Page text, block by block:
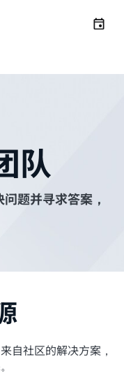
队
题并寻求答案，
自社区的解决方案，